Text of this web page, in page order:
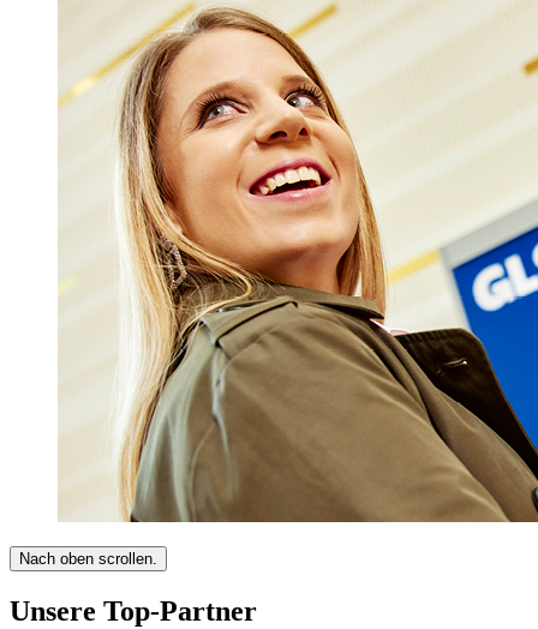
Nach oben scrollen.
Unsere Top-Partner